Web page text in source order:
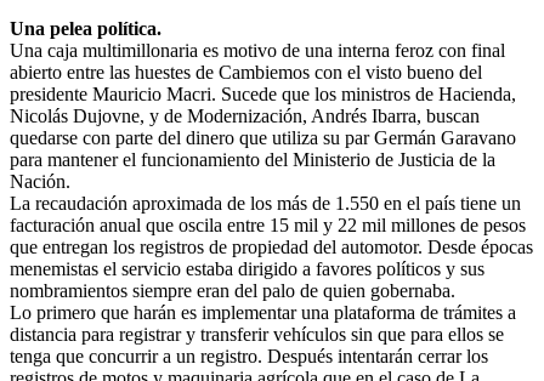
Una pelea política.
Una caja multimillonaria es motivo de una interna feroz con final
abierto entre las huestes de Cambiemos con el visto bueno del
presidente Mauricio Macri. Sucede que los ministros de Hacienda,
Nicolás Dujovne, y de Modernización, Andrés Ibarra, buscan
quedarse con parte del dinero que utiliza su par Germán Garavano
para mantener el funcionamiento del Ministerio de Justicia de la
Nación.
La recaudación aproximada de los más de 1.550 en el país tiene un
facturación anual que oscila entre 15 mil y 22 mil millones de pesos
que entregan los registros de propiedad del automotor. Desde épocas
menemistas el servicio estaba dirigido a favores políticos y sus
nombramientos siempre eran del palo de quien gobernaba.
Lo primero que harán es implementar una plataforma de trámites a
distancia para registrar y transferir vehículos sin que para ellos se
tenga que concurrir a un registro. Después intentarán cerrar los